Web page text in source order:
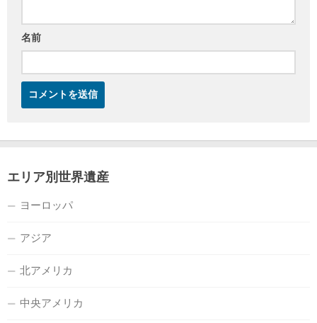
名前
エリア別世界遺産
ヨーロッパ
アジア
北アメリカ
中央アメリカ